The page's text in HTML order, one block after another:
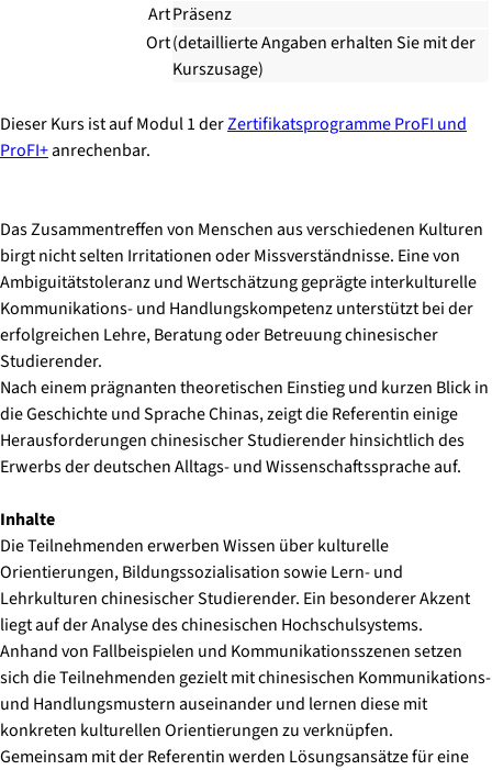
ArtPräsenz
Ort(detaillierte Angaben erhalten Sie mit der
Kurszusage)
Dieser Kurs ist auf Modul 1 derZertifikatsprogramme ProFI und
ProFI+anrechenbar.
Das Zusammentreffen von Menschen aus verschiedenen Kulturen
birgt nicht selten Irritationen oder Missverständnisse. Eine von
Ambiguitätstoleranz und Wertschätzung geprägte interkulturelle
Kommunikations- und Handlungskompetenz unterstützt bei der
erfolgreichen Lehre, Beratung oder Betreuung chinesischer
Studierender.
Nach einem prägnanten theoretischen Einstieg und kurzen Blick in
die Geschichte und Sprache Chinas, zeigt die Referentin einige
Herausforderungen chinesischer Studierender hinsichtlich des
Erwerbs der deutschen Alltags- und Wissenschaftssprache auf.
Inhalte
Die Teilnehmenden erwerben Wissen über kulturelle
Orientierungen, Bildungssozialisation sowie Lern- und
Lehrkulturen chinesischer Studierender. Ein besonderer Akzent
liegt auf der Analyse des chinesischen Hochschulsystems.
Anhand von Fallbeispielen und Kommunikationsszenen setzen
sich die Teilnehmenden gezielt mit chinesischen Kommunikations-
und Handlungsmustern auseinander und lernen diese mit
konkreten kulturellen Orientierungen zu verknüpfen.
Gemeinsam mit der Referentin werden Lösungsansätze für eine